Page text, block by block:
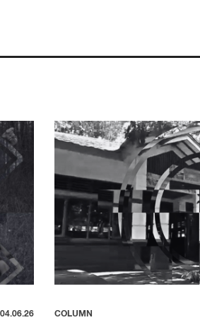
04.06.26 COLUMN